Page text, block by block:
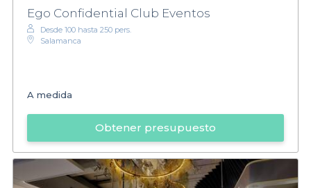
Ego Confidential Club Eventos
Desde 100 hasta 250 pers.
Salamanca
A medida
Obtener presupuesto